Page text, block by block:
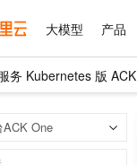
大模型 产品
务 Kubernetes 版 ACK
One